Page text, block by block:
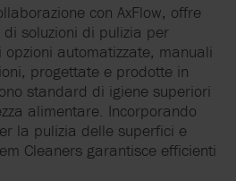
con AxFlow, offre
soluzioni di pulizia per
automatizzate, manuali
progettate e prodotte in
standard di igiene superiori
alimentare. Incorporando
la pulizia delle superfici e
Cleaners garantisce efficienti